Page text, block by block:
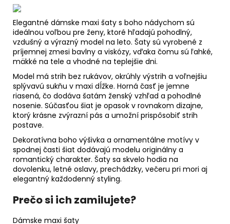
Elegantné dámske maxi šaty s boho nádychom sú
ideálnou voľbou pre ženy, ktoré hľadajú pohodlný,
vzdušný a výrazný model na leto. Šaty sú vyrobené z
príjemnej zmesi bavlny a viskózy, vďaka čomu sú ľahké,
mäkké na tele a vhodné na teplejšie dni.
Model má strih bez rukávov, okrúhly výstrih a voľnejšiu
splývavú sukňu v maxi dĺžke. Horná časť je jemne
riasená, čo dodáva šatám ženský vzhľad a pohodlné
nosenie. Súčasťou šiat je opasok v rovnakom dizajne,
ktorý krásne zvýrazní pás a umožní prispôsobiť strih
postave.
Dekoratívna boho výšivka a ornamentálne motívy v
spodnej časti šiat dodávajú modelu originálny a
romantický charakter. Šaty sa skvelo hodia na
dovolenku, letné oslavy, prechádzky, večeru pri mori aj
elegantný každodenný styling.
Prečo si ich zamilujete?
Dámske maxi šaty